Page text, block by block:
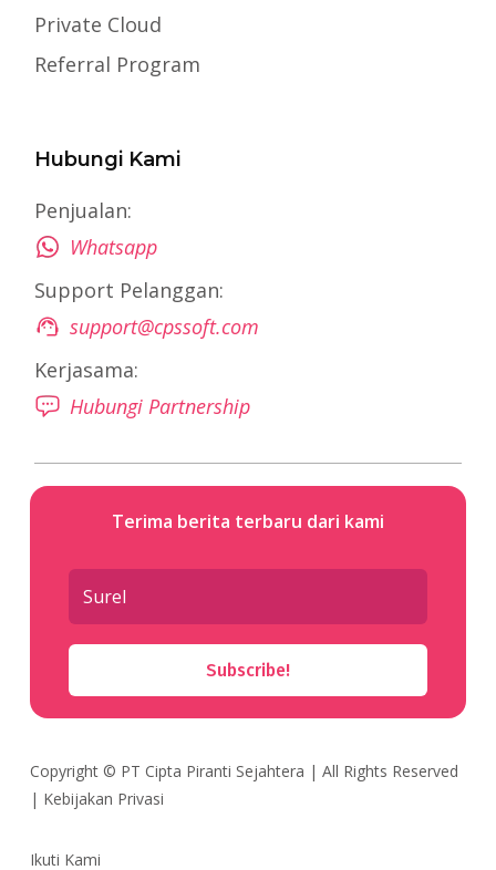
Private Cloud
Referral Program
Hubungi Kami
Penjualan:
Whatsapp
Support Pelanggan:
support@cpssoft.com
Kerjasama:
Hubungi Partnership
Terima berita terbaru dari kami
Subscribe!
Copyright © PT Cipta Piranti Sejahtera | All Rights Reserved
| Kebijakan Privasi
Ikuti Kami